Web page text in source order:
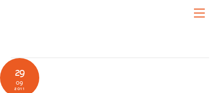
29
09
2011